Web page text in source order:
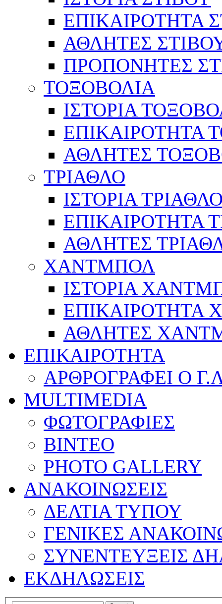
ΕΠΙΚΑΙΡΟΤΗΤΑ
ΑΘΛΗΤΕΣ
ΠΡΟΠΟΝΗΤΕΣ
ΤΟΞΟΒΟΛΙΑ
ΙΣΤΟΡΙΑ
ΕΠΙΚΑΙΡΟΤΗΤΑ
ΑΘΛΗΤΕΣ
ΤΡΙΑΘΛΟ
ΙΣΤΟΡΙΑ
ΕΠΙΚΑΙΡΟΤΗΤΑ
ΑΘΛΗΤΕΣ
ΧΑΝΤΜΠΟΛ
ΙΣΤΟΡΙΑ
ΕΠΙΚΑΙΡΟΤΗΤΑ
ΑΘΛΗΤΕΣ
ΕΠΙΚΑΙΡΟΤΗΤΑ
ΑΡΘΡΟΓΡΑΦΕΙ Ο
MULTIMEDIA
ΦΩΤΟΓΡΑΦΙΕΣ
ΒΙΝΤΕΟ
PHOTO GALLERY
ΑΝΑΚΟΙΝΩΣΕΙΣ
ΔΕΛΤΙΑ ΤΥΠΟΥ
ΓΕΝΙΚΕΣ
ΣΥΝΕΝΤΕΥΞΕΙΣ
ΕΚΔΗΛΩΣΕΙΣ